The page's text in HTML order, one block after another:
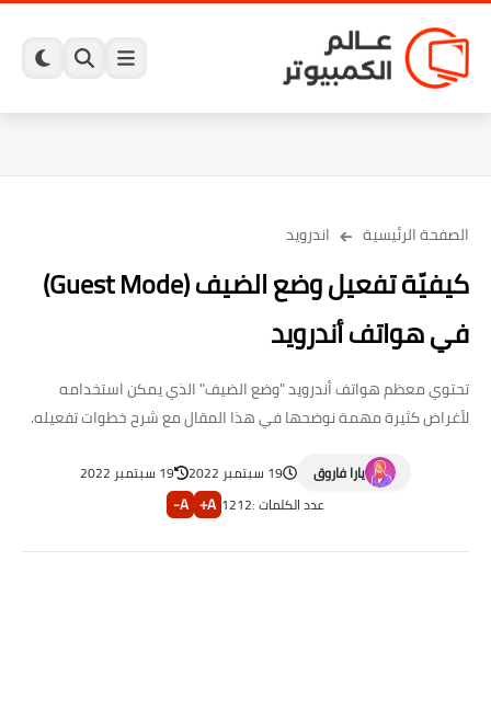
الصفحة الرئيسية اندرويد
كيفيّة تفعيل وضع الضيف (Guest Mode)
في هواتف أندرويد
تحتوي معظم هواتف أندرويد "وضع الضيف" الذي يمكن استخدامه
لأغراض كثيرة مهمة نوضحها في هذا المقال مع شرح خطوات تفعيله.
يارا فاروق 19 سبتمبر 2022
19 سبتمبر 2022
عدد الكلمات :1212
A+
A-